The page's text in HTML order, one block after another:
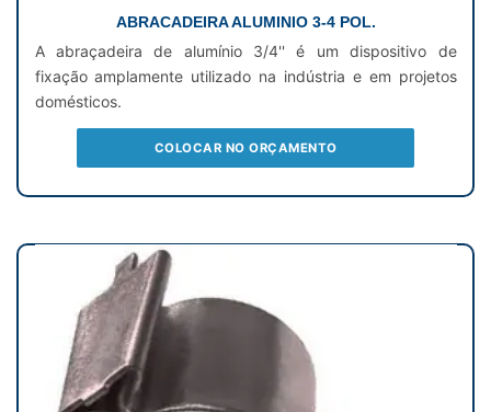
ABRACADEIRA ALUMINIO 3-4 POL.
A abraçadeira de alumínio 3/4'' é um dispositivo de
fixação amplamente utilizado na indústria e em projetos
domésticos.
COLOCAR NO ORÇAMENTO